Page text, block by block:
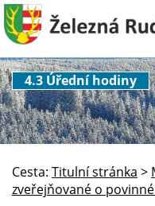
4.3 Úřední hodiny
Cesta: Titulní stránka >
zveřejňované o